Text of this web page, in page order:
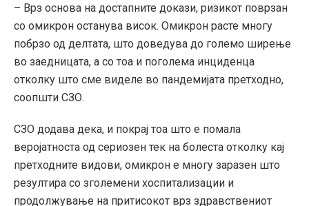
– Врз основа на достапните докази, ризикот поврзан
со омикрон останува висок. Омикрон расте многу
побрзо од делтата, што доведува до големо ширење
во заедницата, а со тоа и поголема инциденца
отколку што сме виделе во пандемијата претходно,
соопшти СЗО.
СЗО додава дека, и покрај тоа што е помала
веројатноста од сериозен тек на болеста отколку кај
претходните видови, омикрон е многу заразен што
резултира со зголемени хоспитализации и
продолжување на притисокот врз здравствениот